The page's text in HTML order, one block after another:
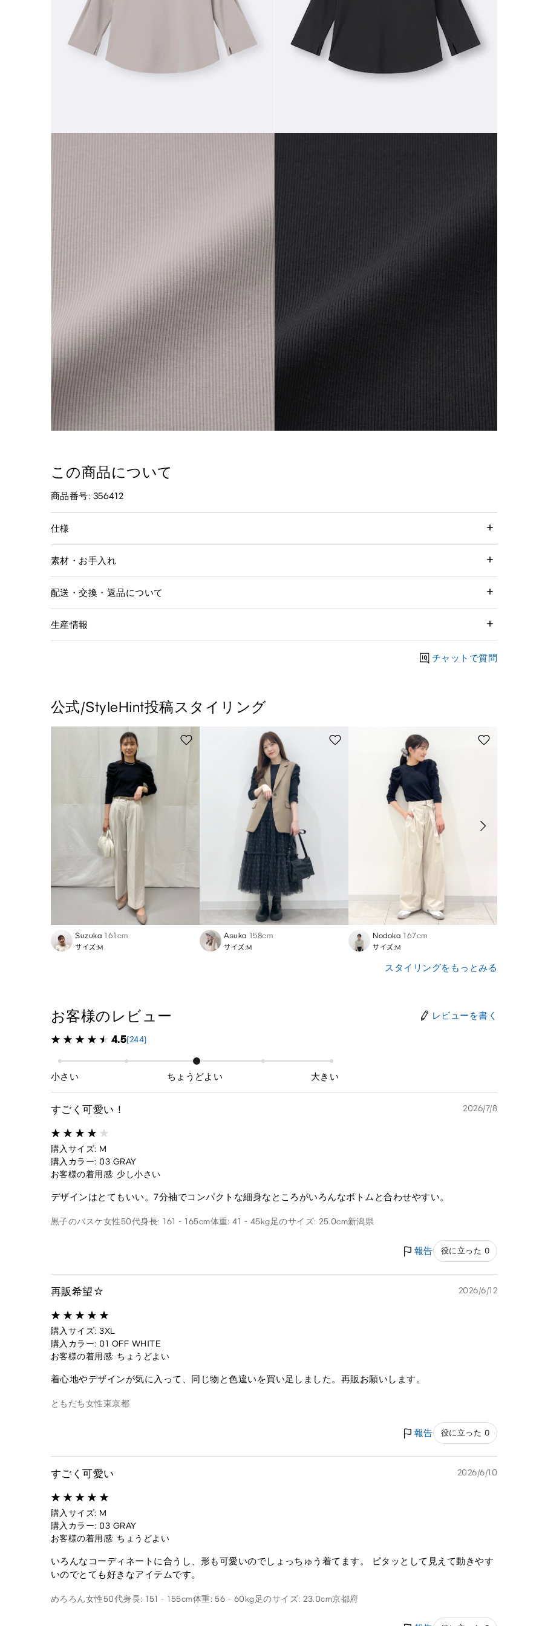
この商品について
商品番号: 356412
仕様
素材・お手入れ
配送・交換・返品について
生産情報
チャットで質問
公式/StyleHint投稿スタイリング
Suzuka 161cm
サイズ:M
Asuka 158cm
サイズ:M
Nodoka 167cm
サイズ:M
スタイリングをもっとみる
お客様のレビュー レビューを書く
4.5(244)
小さい ちょうどよい 大きい
すごく可愛い！ 2026/7/8
購入サイズ: M
購入カラー: 03 GRAY
お客様の着用感: 少し小さい
デザインはとてもいい。7分袖でコンパクトな細身なところがいろんなボトムと合わせやすい。
黒子のバスケ女性50代身長: 161 - 165cm体重: 41 - 45kg足のサイズ: 25.0cm新潟県
報告 役に立った 0
再販希望☆ 2026/6/12
購入サイズ: 3XL
購入カラー: 01 OFF WHITE
お客様の着用感: ちょうどよい
着心地やデザインが気に入って、同じ物と色違いを買い足しました。再販お願いします。
ともだち女性東京都
報告 役に立った 0
すごく可愛い 2026/6/10
購入サイズ: M
購入カラー: 03 GRAY
お客様の着用感: ちょうどよい
いろんなコーディネートに合うし、形も可愛いのでしょっちゅう着てます。 ピタッとして見えて動きやす
いのでとても好きなアイテムです。
めろろん女性50代身長: 151 - 155cm体重: 56 - 60kg足のサイズ: 23.0cm京都府